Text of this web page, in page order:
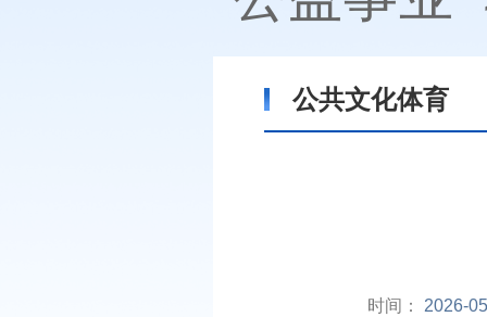
公共文化体育
时间： 2026-